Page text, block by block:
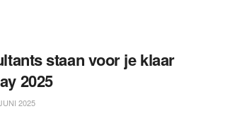
staan voor je klaar
2025
2025